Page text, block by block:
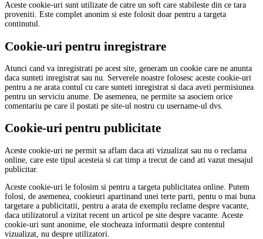
Aceste cookie-uri sunt utilizate de catre un soft care stabileste din ce tara
proveniti. Este complet anonim si este folosit doar pentru a targeta
continutul.
Cookie-uri pentru inregistrare
Atunci cand va inregistrati pe acest site, generam un cookie care ne anunta
daca sunteti inregistrat sau nu. Serverele noastre folosesc aceste cookie-uri
pentru a ne arata contul cu care sunteti inregistrat si daca aveti permisiunea
pentru un serviciu anume. De asemenea, ne permite sa asociem orice
comentariu pe care il postati pe site-ul nostru cu username-ul dvs.
Cookie-uri pentru publicitate
Aceste cookie-uri ne permit sa aflam daca ati vizualizat sau nu o reclama
online, care este tipul acesteia si cat timp a trecut de cand ati vazut mesajul
publicitar.
Aceste cookie-uri le folosim si pentru a targeta publicitatea online. Putem
folosi, de asemenea, cookieuri apartinand unei terte parti, pentu o mai buna
targetare a publicitatii, pentru a arata de exemplu reclame despre vacante,
daca utilizatorul a vizitat recent un articol pe site despre vacante. Aceste
cookie-uri sunt anonime, ele stocheaza informatii despre contentul
vizualizat, nu despre utilizatori.